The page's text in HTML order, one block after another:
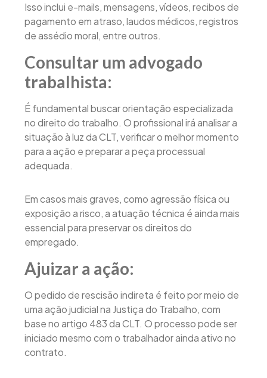
Isso inclui e-mails, mensagens, vídeos, recibos de
pagamento em atraso, laudos médicos, registros
de assédio moral, entre outros.
Consultar um advogado
trabalhista:
É fundamental buscar orientação especializada
no direito do trabalho. O profissional irá analisar a
situação à luz da CLT, verificar o melhor momento
para a ação e preparar a peça processual
adequada.
Em casos mais graves, como agressão física ou
exposição a risco, a atuação técnica é ainda mais
essencial para preservar os direitos do
empregado.
Ajuizar a ação:
O pedido de rescisão indireta é feito por meio de
uma ação judicial na Justiça do Trabalho, com
base no artigo 483 da CLT. O processo pode ser
iniciado mesmo com o trabalhador ainda ativo no
contrato.